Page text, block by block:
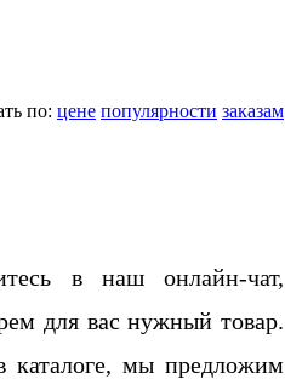
по: цене популярности заказам
в наш онлайн-чат,
для вас нужный товар.
каталоге, мы предложим